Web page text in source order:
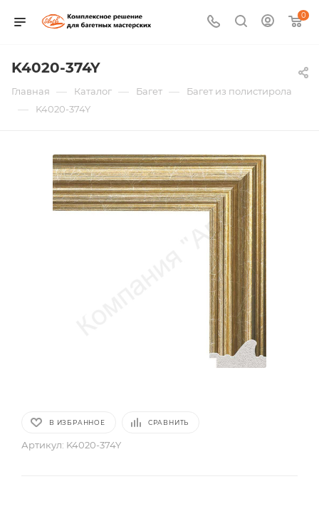
0
K4020-374Y
Главная — Каталог — Багет — Багет из полистирола
— K4020-374Y
В ИЗБРАННОЕ СРАВНИТЬ
Артикул: K4020-374Y